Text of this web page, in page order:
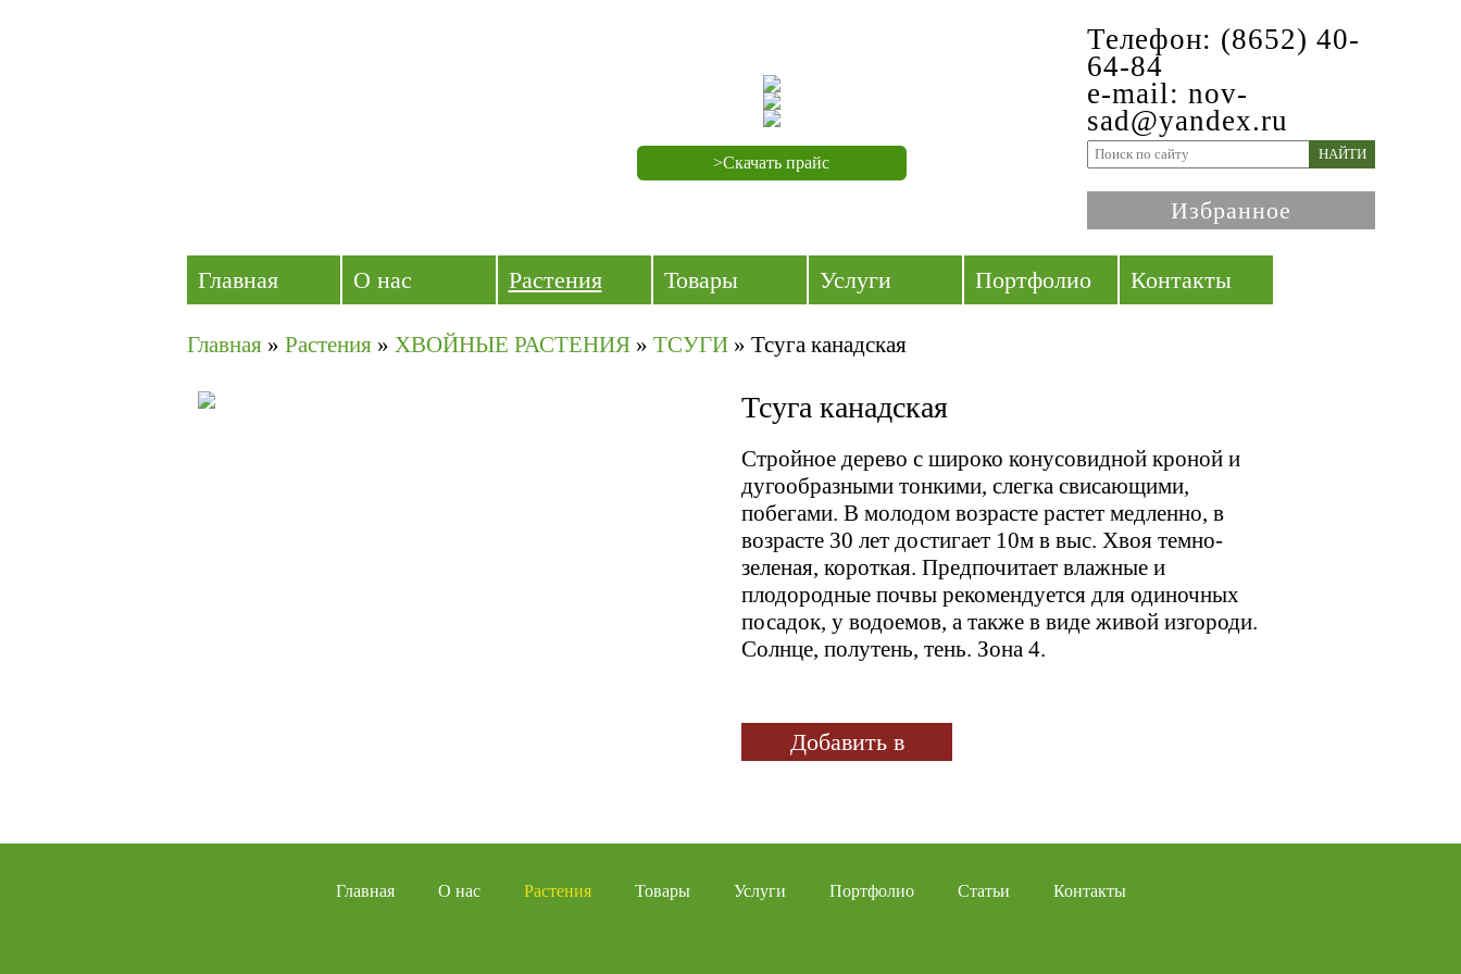
>Скачать прайс
Телефон: (8652) 40-
64-84
e-mail: nov-
sad@yandex.ru
НАЙТИ
Избранное
Главная О нас Растения Товары Услуги Портфолио Контакты
Главная » Растения » ХВОЙНЫЕ РАСТЕНИЯ » ТСУГИ » Тсуга канадская
Тсуга канадская
Стройное дерево с широко конусовидной кроной и
дугообразными тонкими, слегка свисающими,
побегами. В молодом возрасте растет медленно, в
возрасте 30 лет достигает 10м в выс. Хвоя темно-
зеленая, короткая. Предпочитает влажные и
плодородные почвы рекомендуется для одиночных
посадок, у водоемов, а также в виде живой изгороди.
Солнце, полутень, тень. Зона 4.
Добавить в
Главная О нас Растения Товары Услуги Портфолио Статьи Контакты